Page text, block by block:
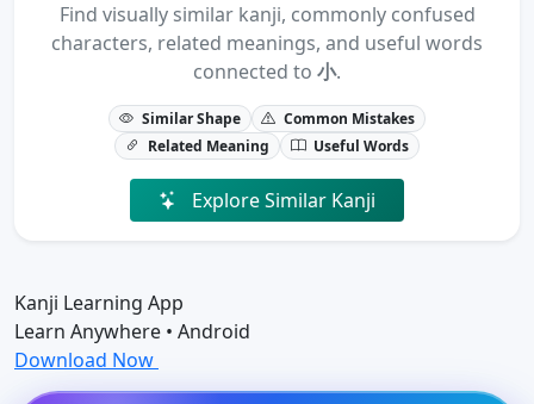
Find visually similar kanji, commonly confused
characters, related meanings, and useful words
connected to 小.
Similar Shape
Common Mistakes
Related Meaning
Useful Words
Explore Similar Kanji
Kanji Learning App
Learn Anywhere • Android
Download Now